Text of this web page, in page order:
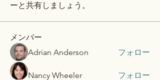
ーと共有しましょう。
メンバー
Adrian Anderson
フォロー
Nancy Wheeler フォロー